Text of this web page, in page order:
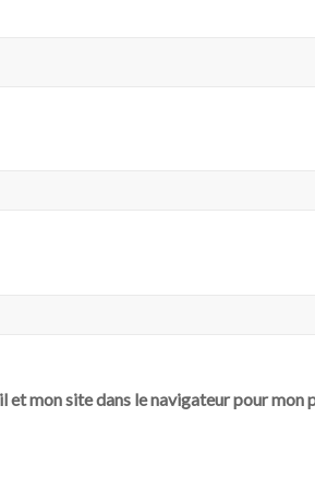
et mon site dans le navigateur pour mon